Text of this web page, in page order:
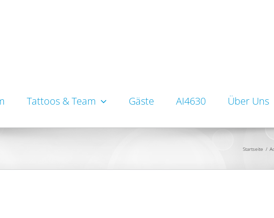
Tattoos & Team Gäste AI4630 Über Uns
Startseite /